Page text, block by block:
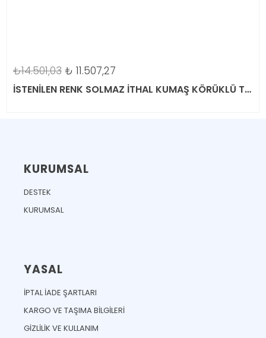
İSTENİLEN RENK SOLMAZ İTHAL KUMAŞ KÖRÜKLÜ TENTE
₺16.500,00
KOYU YEŞİL İTHAL SOLMAZ RENK
KURUMSAL
DESTEK
KURUMSAL
YASAL
İPTAL İADE ŞARTLARI
KARGO VE TAŞIMA BİLGİLERİ
GİZLİLİK VE KULLANIM